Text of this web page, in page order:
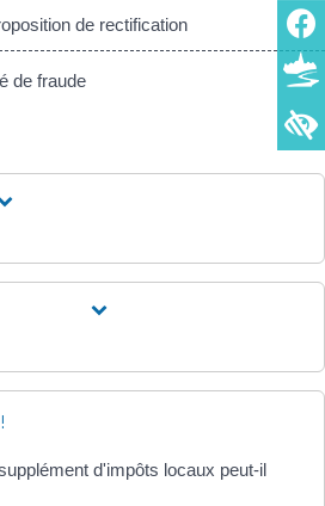
de rectification
de fraude
d'impôts locaux peut-il